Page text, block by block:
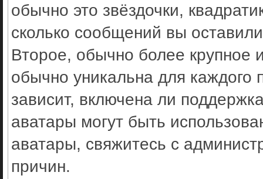
обычно это звёздочки,
сколько сообщений вы
Второе, обычно более крупное
обычно уникальна для каждого
зависит, включена ли
аватары могут быть
аватары, свяжитесь с
причин.